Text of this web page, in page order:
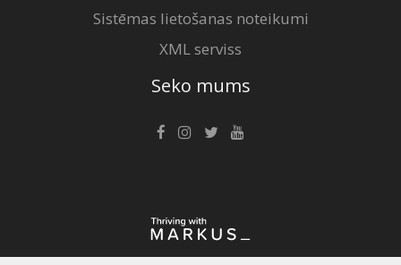
Sistēmas lietošanas noteikumi
XML serviss
Seko mums